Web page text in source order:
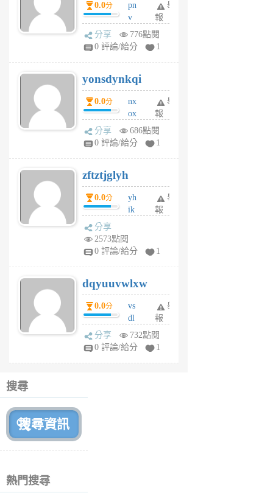
月
前
0.0分
pn
v
wt
sv
6
個
月
前
舉
報
分享
776點閱
0 評論/給分
1
yonsdynkqi
0.0分
nx
ox
rh
pe
月
前
舉
報
分享
686點閱
0 評論/給分
1
zftztjglyh
0.0分
yh
ik
tu
6
個
月
前
舉
報
分享
2573點閱
0 評論/給分
1
dqyuuvwlxw
0.0分
vs
dl
sq
fy
舉
報
分享
732點閱
0 評論/給分
1
搜尋
熱門搜尋